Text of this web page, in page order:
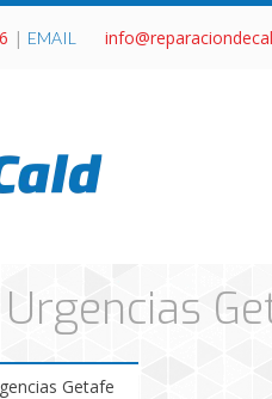
| EMAIL
Getafe